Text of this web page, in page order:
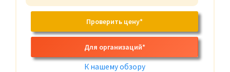
Проверить цену*
Для организаций*
К нашему обзору